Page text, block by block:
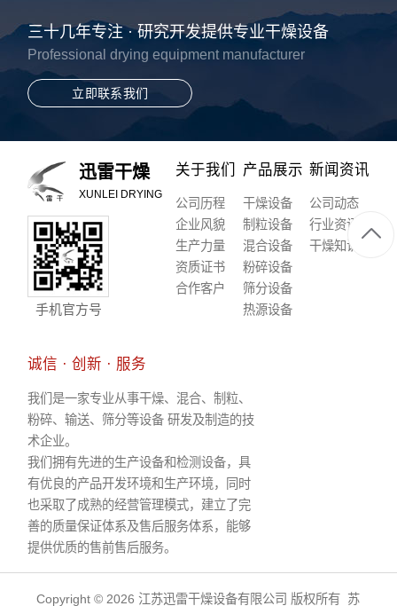
三十几年专注 · 研究开发提供专业干燥设备
Professional drying equipment manufacturer
立即联系我们
迅雷干燥
XUNLEI DRYING
手机官方号
关于我们
公司历程
企业风貌
生产力量
资质证书
合作客户
产品展示
干燥设备
制粒设备
混合设备
粉碎设备
筛分设备
热源设备
新闻资讯
公司动态
行业资讯
干燥知识
诚信 · 创新 · 服务
我们是一家专业从事干燥、混合、制粒、
粉碎、输送、筛分等设备 研发及制造的技
术企业。
我们拥有先进的生产设备和检测设备，具
有优良的产品开发环境和生产环境，同时
也采取了成熟的经营管理模式，建立了完
善的质量保证体系及售后服务体系，能够
提供优质的售前售后服务。
Copyright © 2026 江苏迅雷干燥设备有限公司 版权所有 苏